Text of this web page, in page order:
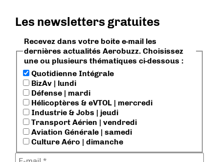
Les newsletters gratuites
Recevez dans votre boite e-mail les
dernières actualités Aerobuzz. Choisissez
une ou plusieurs thématiques ci-dessous :
Quotidienne Intégrale
BizAv | lundi
Défense | mardi
Hélicoptères & eVTOL | mercredi
Industrie & Jobs | jeudi
Transport Aérien | vendredi
Aviation Générale | samedi
Culture Aéro | dimanche